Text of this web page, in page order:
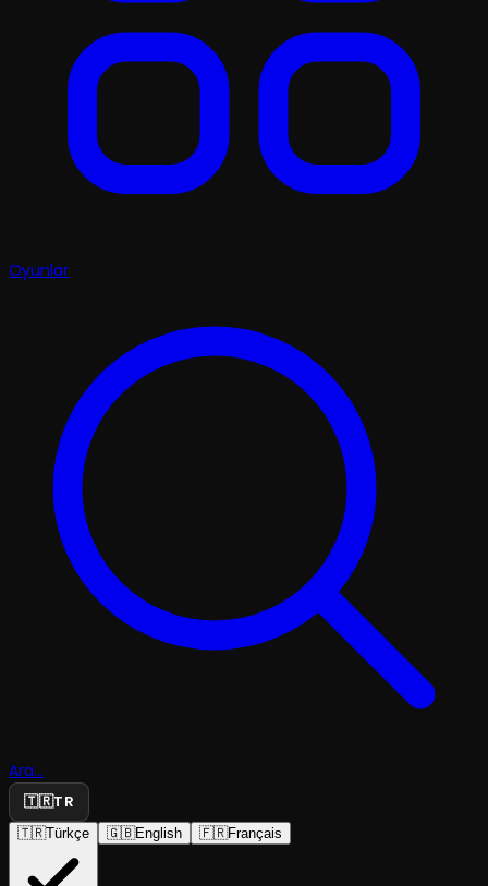
Oyunlar
Ara...
🇹🇷TR
🇹🇷Türkçe 🇬🇧English 🇫🇷Français